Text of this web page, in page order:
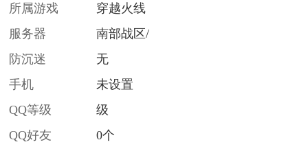
所属游戏
穿越火线
服务器
南部战区/
防沉迷
无
手机
未设置
QQ等级
级
QQ好友
0个